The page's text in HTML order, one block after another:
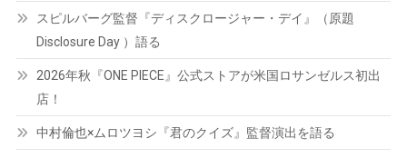
スピルバーグ監督『ディスクロージャー・デイ』（原題
Disclosure Day ）語る
2026年秋『ONE PIECE』公式ストアが米国ロサンゼルス初出
店！
中村倫也×ムロツヨシ『君のクイズ』監督演出を語る